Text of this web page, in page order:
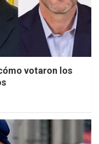
votaron los